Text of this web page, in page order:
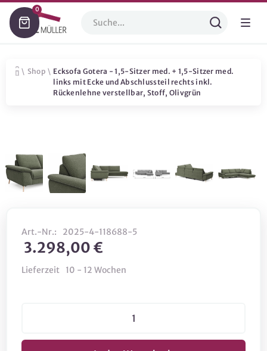
0
\ Shop \ Ecksofa Gotera - 1,5-Sitzer med. + 1,5-Sitzer med.
links mit Ecke und Abschlussteil rechts inkl.
Rückenlehne verstellbar, Stoff, Olivgrün
Art.-Nr.: 2025-4-118688-5
3.298,00 €
Lieferzeit 10 - 12 Wochen